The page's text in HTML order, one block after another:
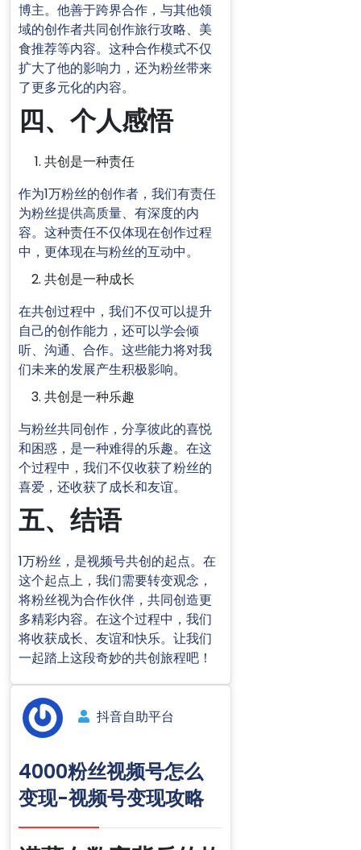
博主。他善于跨界合作，与其他领
域的创作者共同创作旅行攻略、美
食推荐等内容。这种合作模式不仅
扩大了他的影响力，还为粉丝带来
了更多元化的内容。
四、个人感悟
共创是一种责任
作为1万粉丝的创作者，我们有责任
为粉丝提供高质量、有深度的内
容。这种责任不仅体现在创作过程
中，更体现在与粉丝的互动中。
共创是一种成长
在共创过程中，我们不仅可以提升
自己的创作能力，还可以学会倾
听、沟通、合作。这些能力将对我
们未来的发展产生积极影响。
共创是一种乐趣
与粉丝共同创作，分享彼此的喜悦
和困惑，是一种难得的乐趣。在这
个过程中，我们不仅收获了粉丝的
喜爱，还收获了成长和友谊。
五、结语
1万粉丝，是视频号共创的起点。在
这个起点上，我们需要转变观念，
将粉丝视为合作伙伴，共同创造更
多精彩内容。在这个过程中，我们
将收获成长、友谊和快乐。让我们
一起踏上这段奇妙的共创旅程吧！
抖音自助平台
4000粉丝视频号怎么
变现-视频号变现攻略